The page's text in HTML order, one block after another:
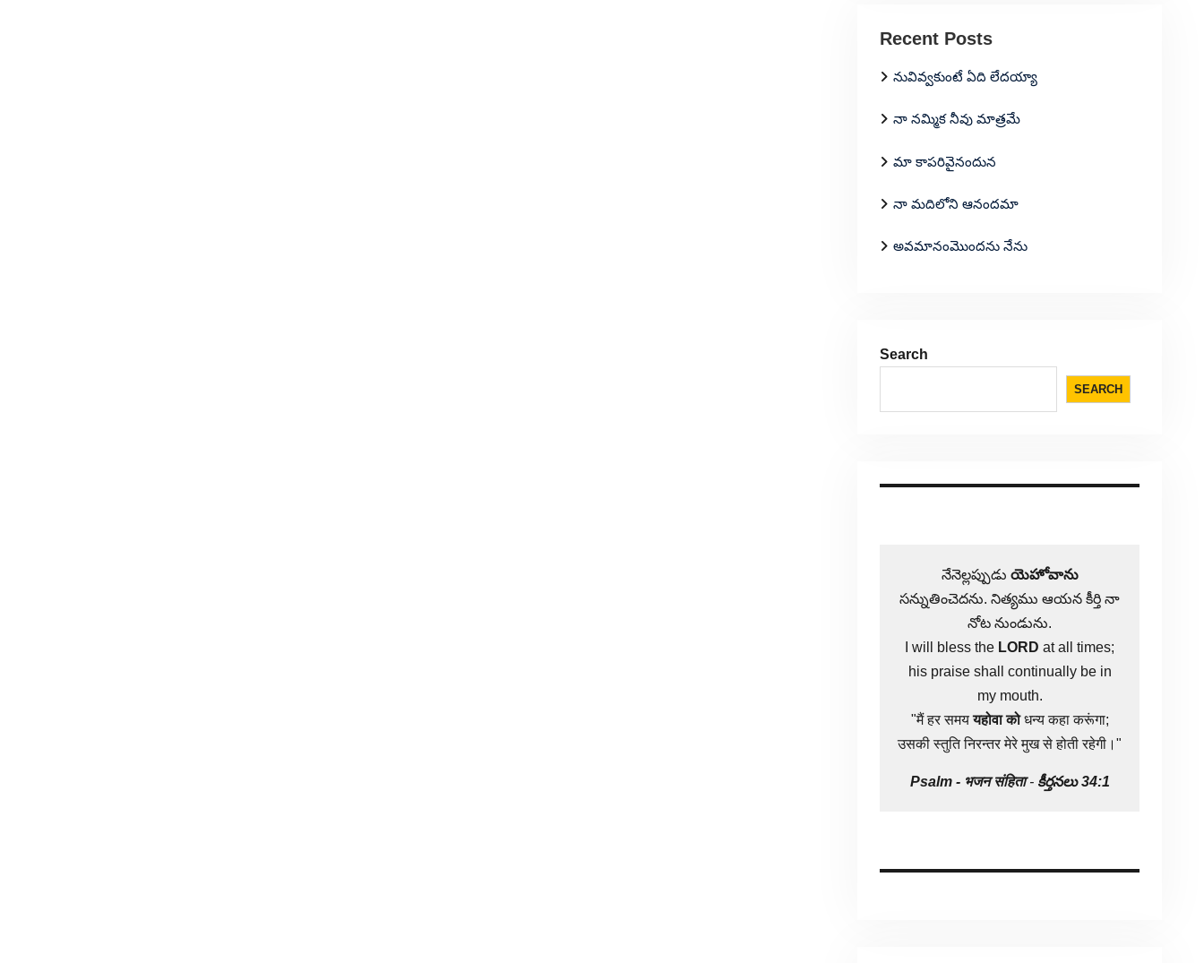
Recent Posts
నువివ్వకుంటే ఏది లేదయ్యా
నా నమ్మిక నీవు మాత్రమే
మా కాపరివైనందున
నా మదిలోని ఆనందమా
అవమానంమొందను నేను
Search
SEARCH
నేనెల్లప్పుడు యెహోవాను
సన్నుతించెదను. నిత్యము ఆయన కీర్తి నా
నోట నుండును.
I will bless the LORD at all times;
his praise shall continually be in
my mouth.
"मैं हर समययहोवा कोधन्य कहा करूंगा;
उसकी स्तुति निरन्तर मेरे मुख से होती रहेगी।"
Psalm - भजन संहिता- కీర్తనలు 34:1